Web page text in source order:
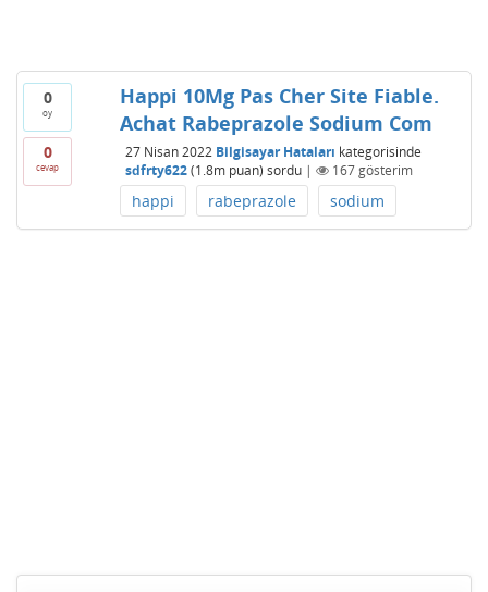
0
oy
0
cevap
Happi 10Mg Pas Cher Site Fiable.
Achat Rabeprazole Sodium Com
27 Nisan 2022 Bilgisayar Hataları kategorisinde
sdfrty622 (1.8mpuan) sordu | 167gösterim
happi rabeprazole sodium